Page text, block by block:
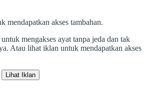
mendapatkan akses tambahan.
mengakses ayat tanpa jeda dan tak
Atau lihat iklan untuk mendapatkan akses
Lihat Iklan